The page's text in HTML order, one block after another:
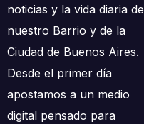
noticias y la vida diaria de
nuestro Barrio y de la
Ciudad de Buenos Aires.
Desde el primer día
apostamos a un medio
digital pensado para